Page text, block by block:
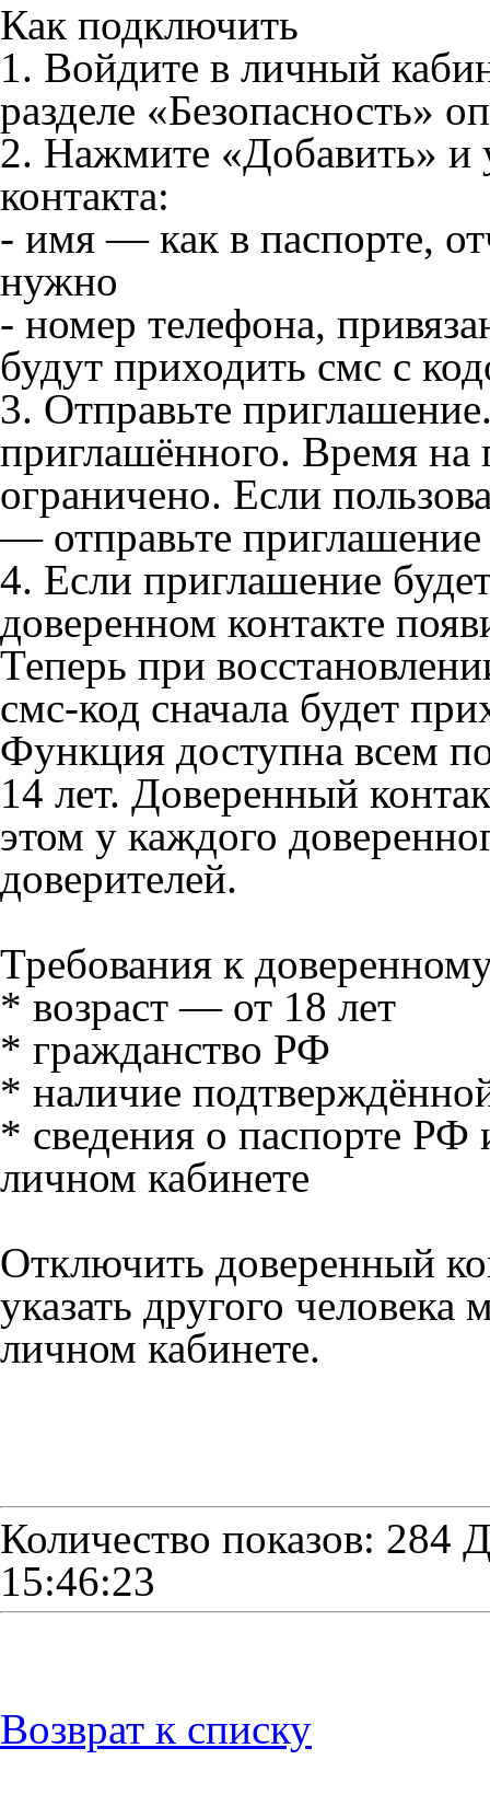
Как подключить
1. Войдите в личный
разделе «Безопасность»
2. Нажмите «Добавить» и
контакта:
- имя — как в паспорте,
нужно
- номер телефона,
будут приходить смс с
3. Отправьте
приглашённого. Время на
ограничено. Если
— отправьте приглашение
4. Если приглашение
доверенном контакте
Теперь при
смс-код сначала будет
Функция доступна всем
14 лет. Доверенный
этом у каждого
доверителей.
Требования к
* возраст — от 18 лет
* гражданство РФ
* наличие
* сведения о паспорте РФ
личном кабинете
Отключить доверенный
указать другого
личном кабинете.
Количество показов: 284
15:46:23
Возврат к списку